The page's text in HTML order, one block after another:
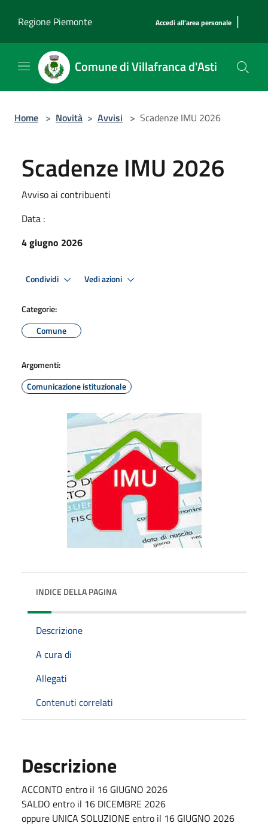
Regione Piemonte
Accedi all'area personale |
Comune di Villafranca d'Asti
Home > Novità > Avvisi > Scadenze IMU 2026
Scadenze IMU 2026
Avviso ai contribuenti
Data :
4 giugno 2026
Condividi Vedi azioni
Categorie:
Comune
Argomenti:
Comunicazione istituzionale
INDICE DELLA PAGINA
Descrizione
A cura di
Allegati
Contenuti correlati
Descrizione
ACCONTO entro il 16 GIUGNO 2026
SALDO entro il 16 DICEMBRE 2026
oppure UNICA SOLUZIONE entro il 16 GIUGNO 2026